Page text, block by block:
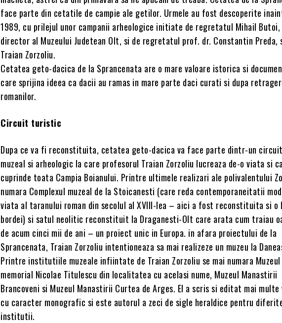
face parte din cetatile de campie ale getilor. Urmele au fost descoperite
1989, cu prilejul unor campanii arheologice initiate de regretatul Mihail
director al Muzeului Judetean Olt, si de regretatul prof. dr. Constantin Preda,
Traian Zorzoliu.
Cetatea geto-dacica de la Sprancenata are o mare valoare istorica si
care sprijina ideea ca dacii au ramas in mare parte daci curati si dupa
romanilor.
Circuit turistic
Dupa ce va fi reconstituita, cetatea geto-dacica va face parte dintr-un
muzeal si arheologic la care profesorul Traian Zorzoliu lucreaza de-o viata si
cuprinde toata Campia Boianului. Printre ultimele realizari ale polivalentului
numara Complexul muzeal de la Stoicanesti (care reda contemporaneitatii
viata al taranului roman din secolul al XVIII-lea – aici a fost reconstituita si o
bordei) si satul neolitic reconstituit la Draganesti-Olt care arata cum traiau
de acum cinci mii de ani – un proiect unic in Europa. in afara proiectului de la
Sprancenata, Traian Zorzoliu intentioneaza sa mai realizeze un muzeu la
Printre institutiile muzeale infiintate de Traian Zorzoliu se mai numara Muzeul
memorial Nicolae Titulescu din localitatea cu acelasi nume, Muzeul Manastirii
Brancoveni si Muzeul Manastirii Curtea de Arges. El a scris si editat mai multe
cu caracter monografic si este autorul a zeci de sigle heraldice pentru
institutii.